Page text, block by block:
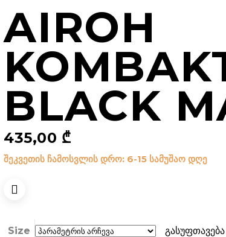
AIROH
BLACK
435,00 ₾
შეკვეთის ჩამოსვლის დრო: 6-15 სამუშაო დღე
Size გასუფთავება